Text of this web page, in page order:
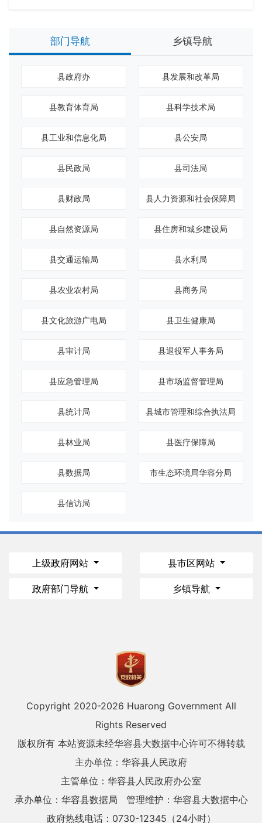
部门导航 乡镇导航
县政府办 县发展和改革局
县教育体育局 县科学技术局
县工业和信息化局 县公安局
县民政局 县司法局
县财政局 县人力资源和社会保障局
县自然资源局 县住房和城乡建设局
县交通运输局 县水利局
县农业农村局 县商务局
县文化旅游广电局 县卫生健康局
县审计局 县退役军人事务局
县应急管理局 县市场监督管理局
县统计局 县城市管理和综合执法局
县林业局 县医疗保障局
县数据局 市生态环境局华容分局
县信访局
上级政府网站 县市区网站
政府部门导航 乡镇导航
Copyright 2020-2026 Huarong Government All
Rights Reserved
版权所有 本站资源未经华容县大数据中心许可不得转载
主办单位：华容县人民政府
主管单位：华容县人民政府办公室
承办单位：华容县数据局
管理维护：华容县大数据中心
政府热线电话：0730-12345（24小时）